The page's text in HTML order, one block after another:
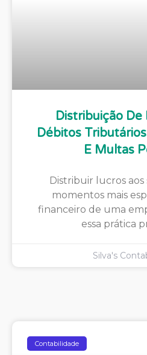
Distribuição De
Débitos
E Multas
Distribuir lucros aos
momentos mais
financeiro de uma
essa prática
Silva's
Contabilidade